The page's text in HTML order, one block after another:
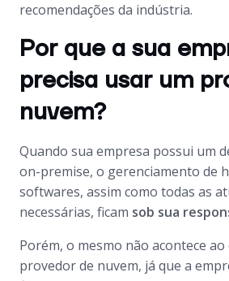
recomendações da indústria.
Por que a sua
precisa usar um
nuvem?
Quando sua empresa possui um
on-premise, o gerenciamento de
softwares, assim como todas as
necessárias, ficam sob sua
Porém, o mesmo não acontece
provedor de nuvem, já que a